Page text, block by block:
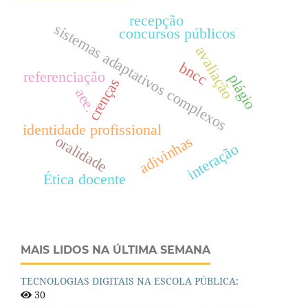
identidade profissional
sistemas adaptativos complexos
crenças avaliação
concursos públicos
adivinhas
recepção
oralidade interação
referenciação bncc
Ética docente
plágio
aee.
MAIS LIDOS NA ÚLTIMA SEMANA
TECNOLOGIAS DIGITAIS NA ESCOLA PÚBLICA:
30